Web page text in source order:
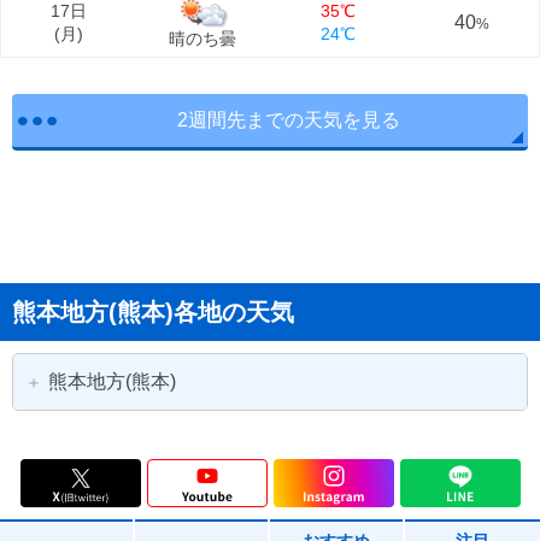
17日
(月) 晴のち曇
35℃
24℃
40%
2週間先までの天気を見る
熊本地方(熊本)各地の天気
熊本地方(熊本)
熊本市東区 熊本市西区